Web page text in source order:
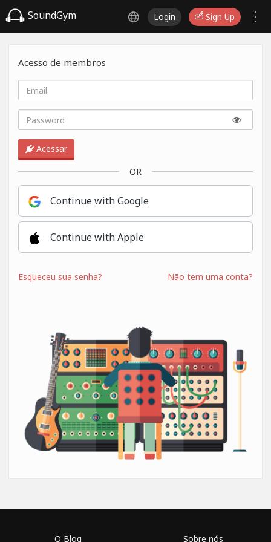
SoundGym Login Sign Up
Acesso de membros
Acessar
OR
Continue with Google
Continue with Apple
Esqueceu sua senha? Não tem uma conta?
O Blog Sobre nós